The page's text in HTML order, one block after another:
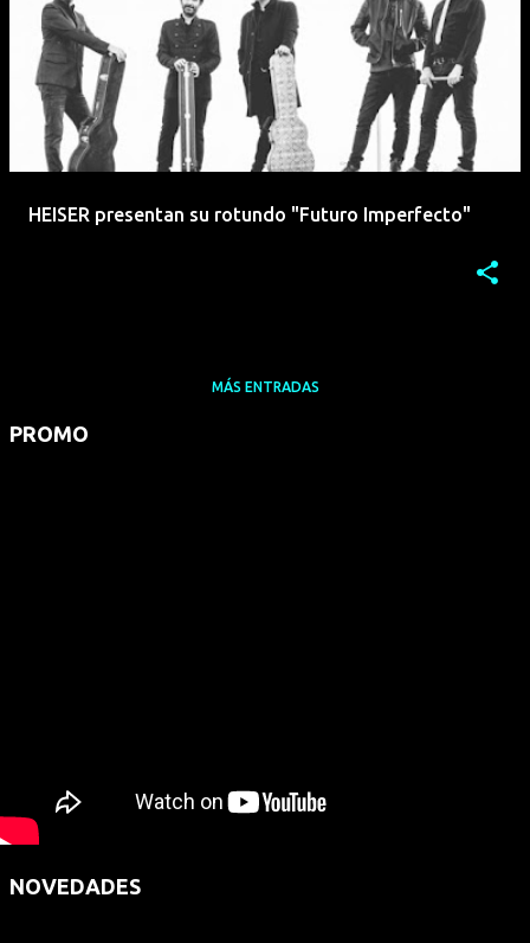
HEISER presentan su rotundo "Futuro Imperfecto"
MÁS ENTRADAS
PROMO
NOVEDADES